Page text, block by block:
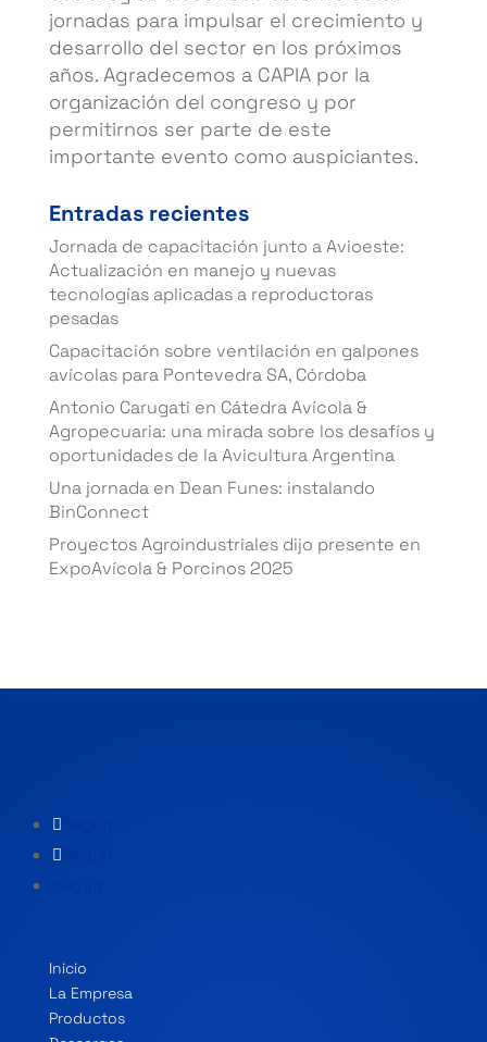
jornadas para impulsar el crecimiento y
desarrollo del sector en los próximos
años. Agradecemos a CAPIA por la
organización del congreso y por
permitirnos ser parte de este
importante evento como auspiciantes.
Entradas recientes
Jornada de capacitación junto a Avioeste:
Actualización en manejo y nuevas
tecnologías aplicadas a reproductoras
pesadas
Capacitación sobre ventilación en galpones
avícolas para Pontevedra SA, Córdoba
Antonio Carugati en Cátedra Avícola &
Agropecuaria: una mirada sobre los desafíos y
oportunidades de la Avicultura Argentina
Una jornada en Dean Funes: instalando
BinConnect
Proyectos Agroindustriales dijo presente en
ExpoAvícola & Porcinos 2025
Inicio
La Empresa
Productos